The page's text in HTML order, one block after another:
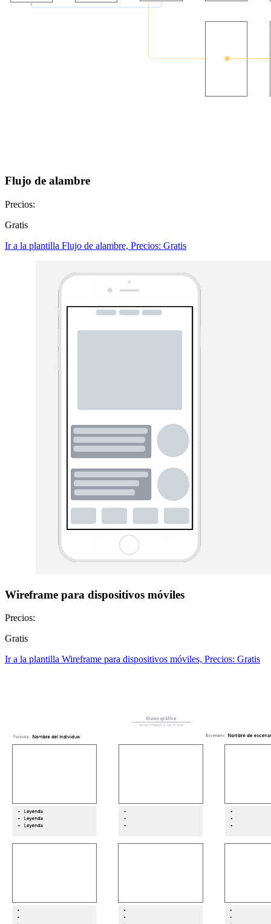
Flujo de alambre
Precios:
Gratis
Ir a la plantilla Flujo de alambre, Precios: Gratis
Wireframe para dispositivos móviles
Precios:
Gratis
Ir a la plantilla Wireframe para dispositivos móviles, Precios: Gratis